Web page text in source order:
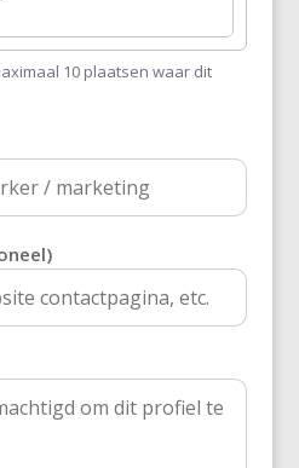
10 plaatsen waar dit